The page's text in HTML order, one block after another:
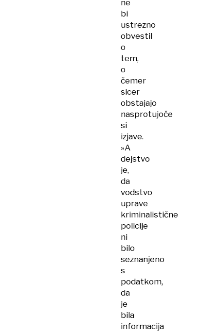
ne
bi
ustrezno
obvestil
o
tem,
o
čemer
sicer
obstajajo
nasprotujoče
si
izjave.
»A
dejstvo
je,
da
vodstvo
uprave
kriminalistične
policije
ni
bilo
seznanjeno
s
podatkom,
da
je
bila
informacija